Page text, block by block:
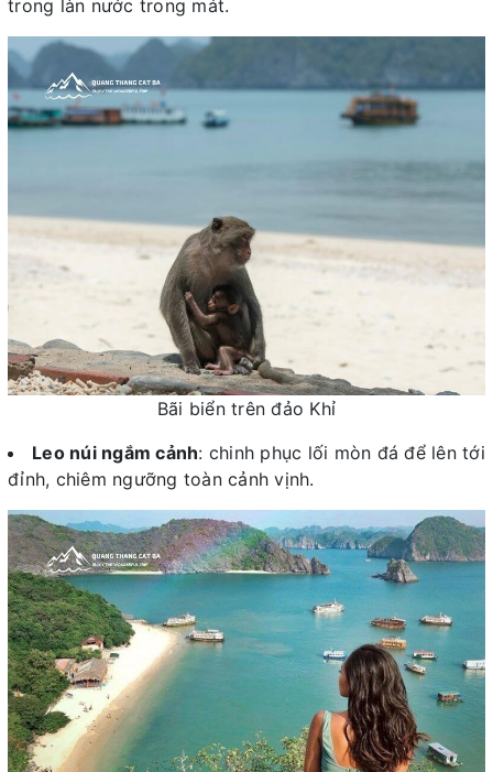
trong làn nước trong mát.
Bãi biển trên đảo Khỉ
Leo núi ngắm cảnh: chinh phục lối mòn đá để lên tới
đỉnh, chiêm ngưỡng toàn cảnh vịnh.